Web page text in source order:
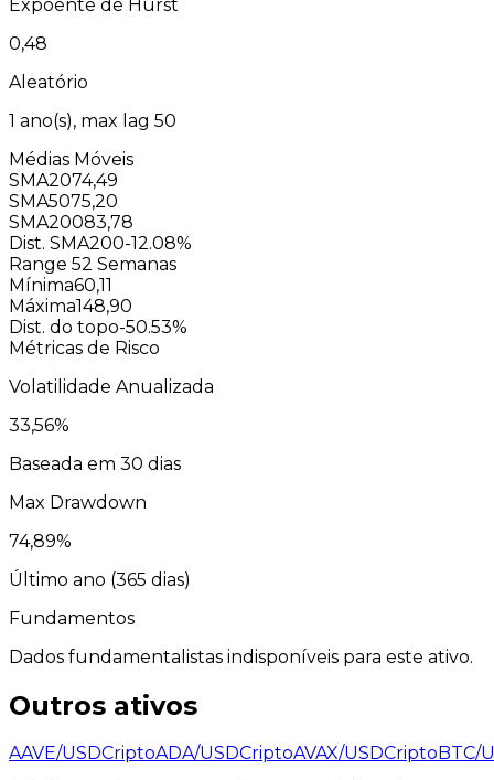
Expoente de Hurst
0,48
Aleatório
1 ano(s), max lag 50
Médias Móveis
SMA2074,49
SMA5075,20
SMA20083,78
Dist. SMA200-12.08%
Range 52 Semanas
Mínima60,11
Máxima148,90
Dist. do topo-50.53%
Métricas de Risco
Volatilidade Anualizada
33,56%
Baseada em 30 dias
Max Drawdown
74,89%
Último ano (365 dias)
Fundamentos
Dados fundamentalistas indisponíveis para este ativo.
Outros ativos
AAVE/USDCriptoADA/USDCriptoAVAX/USDCripto BTC/